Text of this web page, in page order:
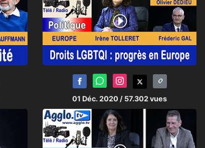
01 Déc. 2020 / 57.302 vues